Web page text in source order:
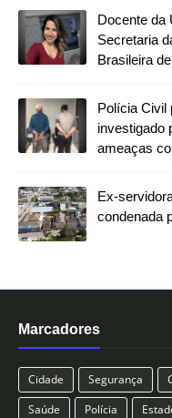
Docente da
Secretaria
Brasileira
Polícia Civil
investigado
ameaças
Ex-
condenada
Marcadores
Cidade Segurança
Saúde
Polícia